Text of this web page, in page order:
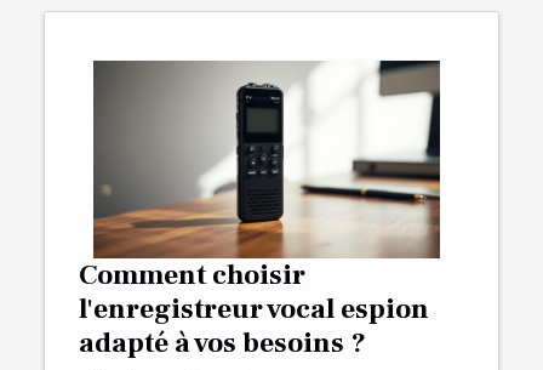
Comment choisir
l'enregistreur vocal espion
adapté à vos besoins ?